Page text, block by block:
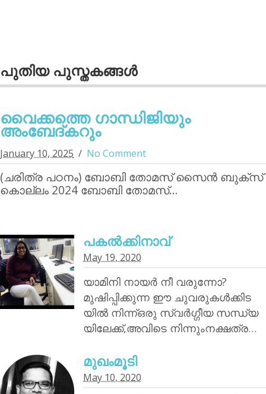
പുതിയ പുസ്തകങ്ങള്‍
വൈക്കത്തെ ഗാന്ധിജിയും
അംബേദ്കറും
January 10, 2025 No Comment
(ചരിത്ര പഠനം) ബോബി തോമസ് സൈന്‍ ബുക്‌സ്
കൊല്ലം 2024 ബോബി തോമസ്…
പകൽക്കിനാവ്‌
May 19, 2020
യാമിനി നായര്‍ നീ വരുന്നോ?
മുഷിപ്പിക്കുന്ന ഈ ചുവരുകൾക്കിട
യിൽ നിന്ന്ഒരു സ്വർഗ്ഗീയ സന്ധ്യ
യിലേക്ക്,അവിടെ നിന്നുംനക്ഷത്ര…
മുഖംമൂടി
May 10, 2020